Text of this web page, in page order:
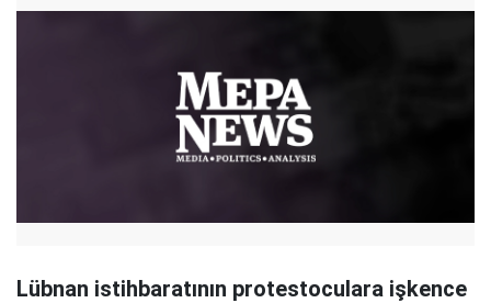
Lübnan istihbaratının protestoculara işkence